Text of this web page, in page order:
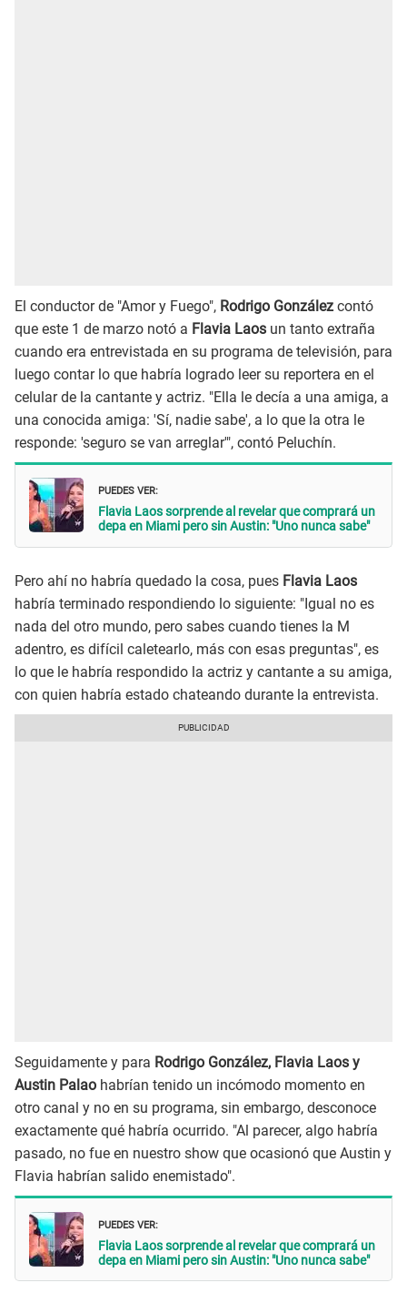
El conductor de "Amor y Fuego", Rodrigo González contó
que este 1 de marzo notó a Flavia Laos un tanto extraña
cuando era entrevistada en su programa de televisión, para
luego contar lo que habría logrado leer su reportera en el
celular de la cantante y actriz. "Ella le decía a una amiga, a
una conocida amiga: 'Sí, nadie sabe', a lo que la otra le
responde: 'seguro se van arreglar'", contó Peluchín.
PUEDES VER:
Flavia Laos sorprende al revelar que comprará un
depa en Miami pero sin Austin: "Uno nunca sabe"
Pero ahí no habría quedado la cosa, pues Flavia Laos
habría terminado respondiendo lo siguiente: "Igual no es
nada del otro mundo, pero sabes cuando tienes la M
adentro, es difícil caletearlo, más con esas preguntas", es
lo que le habría respondido la actriz y cantante a su amiga,
con quien habría estado chateando durante la entrevista.
Seguidamente y para Rodrigo González, Flavia Laos y
Austin Palao habrían tenido un incómodo momento en
otro canal y no en su programa, sin embargo, desconoce
exactamente qué habría ocurrido. "Al parecer, algo habría
pasado, no fue en nuestro show que ocasionó que Austin y
Flavia habrían salido enemistado".
PUEDES VER:
Flavia Laos sorprende al revelar que comprará un
depa en Miami pero sin Austin: "Uno nunca sabe"